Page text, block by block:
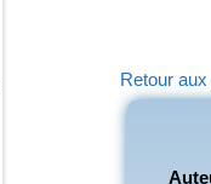
Retour